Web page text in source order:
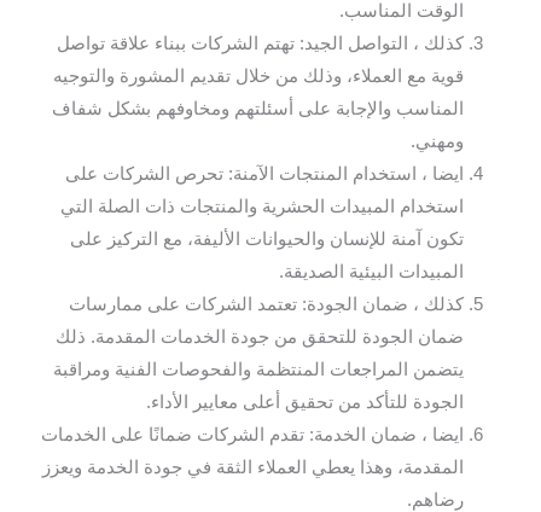
الوقت المناسب.
كذلك ، التواصل الجيد: تهتم الشركات ببناء علاقة تواصل
قوية مع العملاء، وذلك من خلال تقديم المشورة والتوجيه
المناسب والإجابة على أسئلتهم ومخاوفهم بشكل شفاف
ومهني.
ايضا ، استخدام المنتجات الآمنة: تحرص الشركات على
استخدام المبيدات الحشرية والمنتجات ذات الصلة التي
تكون آمنة للإنسان والحيوانات الأليفة، مع التركيز على
المبيدات البيئية الصديقة.
كذلك ، ضمان الجودة: تعتمد الشركات على ممارسات
ضمان الجودة للتحقق من جودة الخدمات المقدمة. ذلك
يتضمن المراجعات المنتظمة والفحوصات الفنية ومراقبة
الجودة للتأكد من تحقيق أعلى معايير الأداء.
ايضا ، ضمان الخدمة: تقدم الشركات ضمانًا على الخدمات
المقدمة، وهذا يعطي العملاء الثقة في جودة الخدمة ويعزز
رضاهم.